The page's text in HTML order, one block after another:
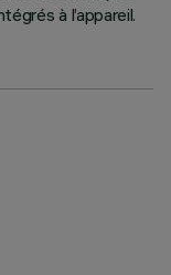
à l’appareil.